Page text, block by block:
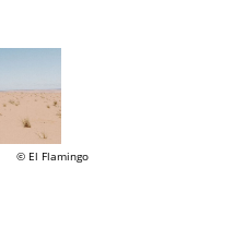
© El Flamingo